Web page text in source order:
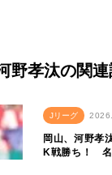
野孝汰の関
Jリーグ
岡山、河野孝
K戦勝ち！ 名